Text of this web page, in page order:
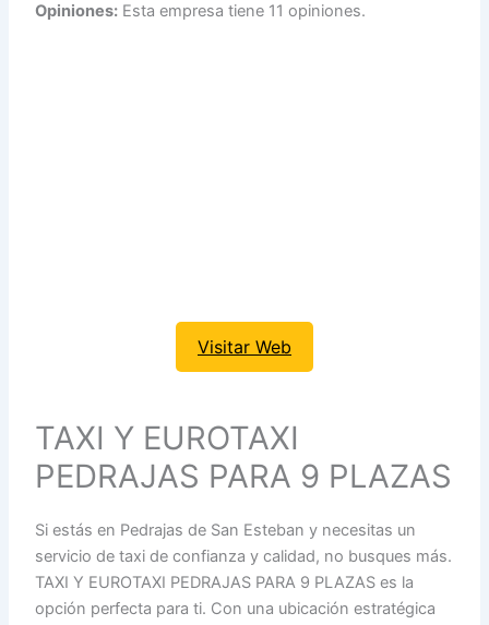
Opiniones: Esta empresa tiene 11 opiniones.
Visitar Web
TAXI Y EUROTAXI
PEDRAJAS PARA 9 PLAZAS
Si estás en Pedrajas de San Esteban y necesitas un
servicio de taxi de confianza y calidad, no busques más.
TAXI Y EUROTAXI PEDRAJAS PARA 9 PLAZAS es la
opción perfecta para ti. Con una ubicación estratégica